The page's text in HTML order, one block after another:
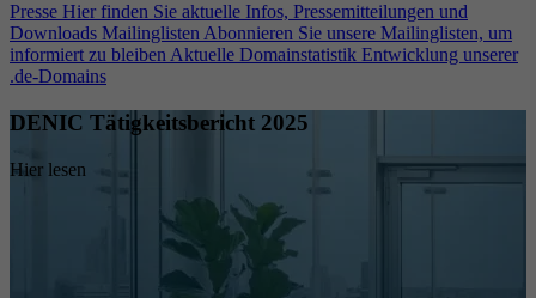
Presse Hier finden Sie aktuelle Infos, Pressemitteilungen und
Downloads Mailinglisten Abonnieren Sie unsere Mailinglisten, um
informiert zu bleiben Aktuelle Domainstatistik Entwicklung unserer
.de-Domains
DENIC Tätigkeitsbericht 2025
Hier lesen